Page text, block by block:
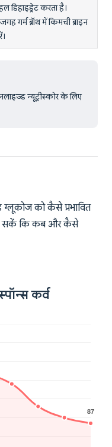
डिहाइड्रेट करता है।
गर्म ब्रॉथ में किमची ब्राइन
न्यूट्रीस्कोर के लिए
को कैसे प्रभावित
ले सकें कि कब और कैसे
कर्व